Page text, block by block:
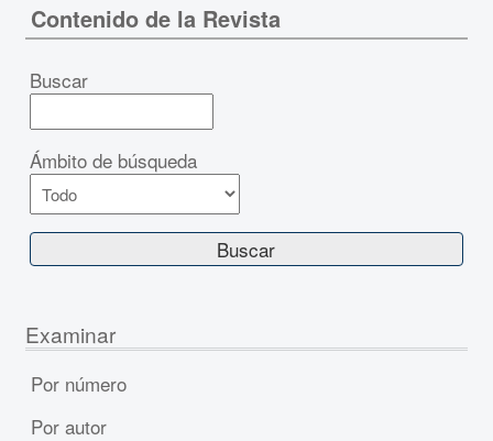
Contenido de la Revista
Buscar
Ámbito de búsqueda
Examinar
Por número
Por autor